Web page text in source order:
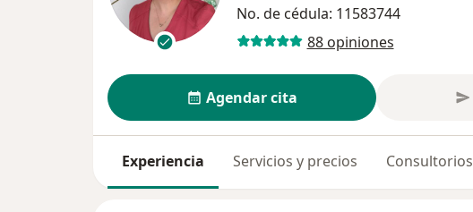
No. de cédula: 11583744
88 opiniones
Agendar cita
Experiencia Servicios y precios Consultorios